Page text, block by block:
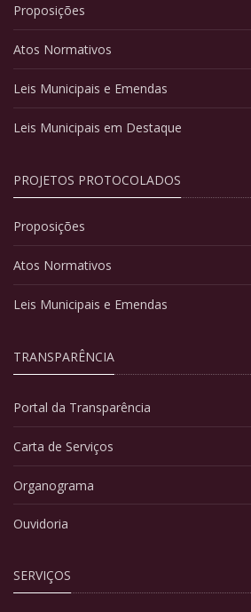
Proposições
Atos Normativos
Leis Municipais e Emendas
Leis Municipais em Destaque
PROJETOS PROTOCOLADOS
Proposições
Atos Normativos
Leis Municipais e Emendas
TRANSPARÊNCIA
Portal da Transparência
Carta de Serviços
Organograma
Ouvidoria
SERVIÇOS